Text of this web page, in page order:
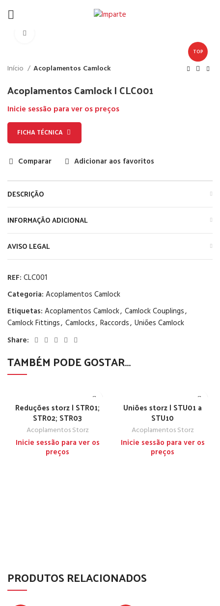
TOP
Início Acoplamentos Camlock
Acoplamentos Camlock | CLC001
Inicie sessão para ver os preços
FICHA TÉCNICA
Comparar Adicionar aos favoritos
DESCRIÇÃO
INFORMAÇÃO ADICIONAL
AVISO LEGAL
REF: CLC001
Categoria: Acoplamentos Camlock
Etiquetas: Acoplamentos Camlock, Camlock Couplings,
Camlock Fittings, Camlocks, Raccords, Uniões Camlock
Share:
TAMBÉM PODE GOSTAR…
Reduções storz | STR01;
STR02; STR03
Acoplamentos Storz
Inicie sessão para ver os
preços
Uniões storz | STU01 a
STU10
Acoplamentos Storz
Inicie sessão para ver os
preços
PRODUTOS RELACIONADOS